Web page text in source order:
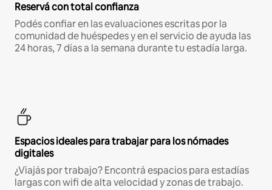
Reservá con total confianza
Podés confiar en las evaluaciones escritas por la
comunidad de huéspedes y en el servicio de ayuda las
24 horas, 7 días a la semana durante tu estadía larga.
Espacios ideales para trabajar para los nómades
digitales
¿Viajás por trabajo? Encontrá espacios para estadías
largas con wifi de alta velocidad y zonas de trabajo.